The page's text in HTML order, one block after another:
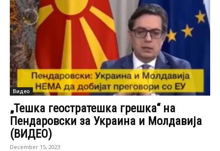
Видео
„Тешка геостратешка грешка“ на
Пендаровски за Украина и Молдавија
(ВИДЕО)
December 15, 2023